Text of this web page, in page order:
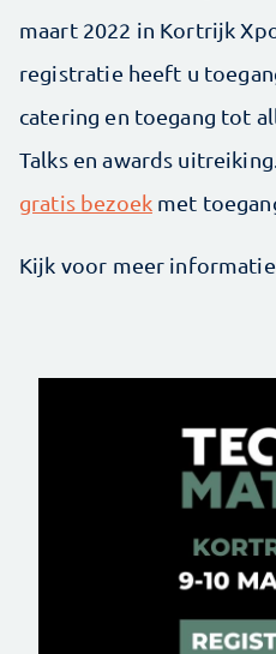
maart 2022 in Kortrijk
registratie heeft u
catering en toegang tot
Talks en awards uitreiking.
gratis bezoekmet
Kijk voor meer